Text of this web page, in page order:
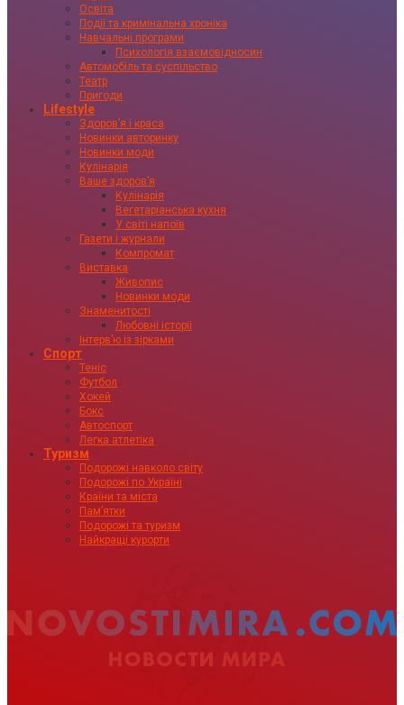
Освіта
Події та кримінальна хроніка
Навчальні програми
Психологія взаємовідносин
Автомобіль та суспільство
Театр
Пригоди
Lifestyle
Здоровʼя і краса
Новинки авторинку
Новинки моди
Кулінарія
Ваше здоровʼя
Кулінарія
Вегетаріанська кухня
У світі напоїв
Газети і журнали
Компромат
Виставка
Живопис
Новинки моди
Знаменитості
Любовні історії
Інтервʼю із зірками
Спорт
Теніс
Футбол
Хокей
Бокс
Автоспорт
Легка атлетіка
Туризм
Подорожі навколо світу
Подорожі по Україні
Країни та міста
Пам’ятки
Подорожі та туризм
Найкращі курорти